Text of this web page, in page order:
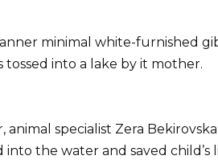
minimal white-furnished
tossed into a lake by it mother.
animal specialist Zera
into the water and saved child’s